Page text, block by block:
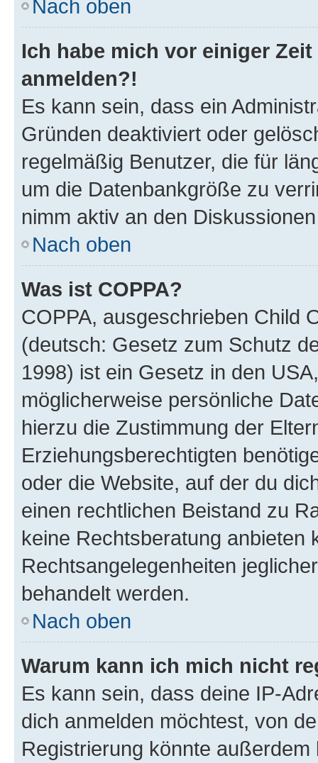
Nach oben
Ich habe mich vor einiger
anmelden?!
Es kann sein, dass ein
Gründen deaktiviert oder
regelmäßig Benutzer, die für
um die Datenbankgröße zu
nimm aktiv an den
Nach oben
Was ist COPPA?
COPPA, ausgeschrieben Child
(deutsch: Gesetz zum Schutz
1998) ist ein Gesetz in den
möglicherweise persönliche
hierzu die Zustimmung der
Erziehungsberechtigten
oder die Website, auf der du
einen rechtlichen Beistand zu
keine Rechtsberatung anbieten
Rechtsangelegenheiten
behandelt werden.
Nach oben
Warum kann ich mich nicht
Es kann sein, dass deine IP-
dich anmelden möchtest, von
Registrierung könnte